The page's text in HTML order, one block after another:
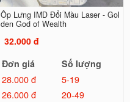
Ốp Lưng IMD Đổi Màu Laser - Gol
den God of Wealth
32.000 đ
Đơn giá
Số lượng
28.000 đ
5-19
26.000 đ
20-49